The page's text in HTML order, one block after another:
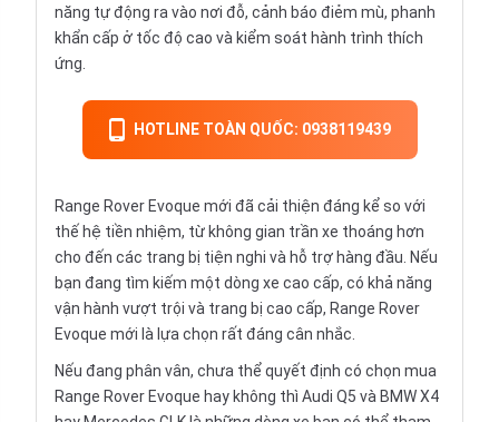
năng tự động ra vào nơi đỗ, cảnh báo điẻm mù, phanh
khẩn cấp ở tốc độ cao và kiểm soát hành trình thích
ứng.
HOTLINE TOÀN QUỐC: 0938119439
Range Rover Evoque mới đã cải thiện đáng kể so với
thế hệ tiền nhiệm, từ không gian trần xe thoáng hơn
cho đến các trang bị tiện nghi và hỗ trợ hàng đầu. Nếu
bạn đang tìm kiếm một dòng xe cao cấp, có khả năng
vận hành vượt trội và trang bị cao cấp, Range Rover
Evoque mới là lựa chọn rất đáng cân nhắc.
Nếu đang phân vân, chưa thể quyết định có chọn mua
Range Rover Evoque hay không thì Audi Q5 và BMW X4